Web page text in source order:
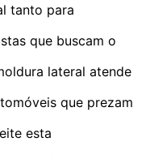
tanto para
que buscam o
lateral atende
que prezam
esta